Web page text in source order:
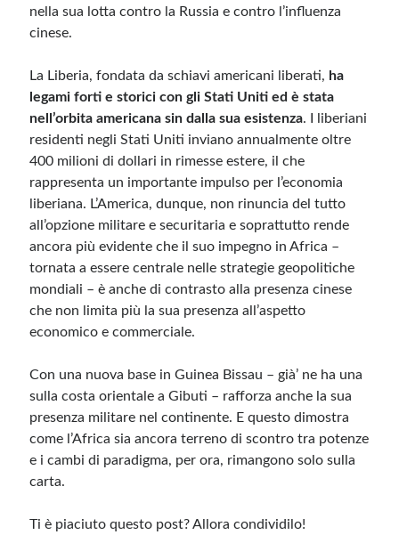
nella sua lotta contro la Russia e contro l’influenza
cinese.
La Liberia, fondata da schiavi americani liberati, ha
legami forti e storici con gli Stati Uniti ed è stata
nell’orbita americana sin dalla sua esistenza. I liberiani
residenti negli Stati Uniti inviano annualmente oltre
400 milioni di dollari in rimesse estere, il che
rappresenta un importante impulso per l’economia
liberiana. L’America, dunque, non rinuncia del tutto
all’opzione militare e securitaria e soprattutto rende
ancora più evidente che il suo impegno in Africa –
tornata a essere centrale nelle strategie geopolitiche
mondiali – è anche di contrasto alla presenza cinese
che non limita più la sua presenza all’aspetto
economico e commerciale.
Con una nuova base in Guinea Bissau – già’ ne ha una
sulla costa orientale a Gibuti – rafforza anche la sua
presenza militare nel continente. E questo dimostra
come l’Africa sia ancora terreno di scontro tra potenze
e i cambi di paradigma, per ora, rimangono solo sulla
carta.
Ti è piaciuto questo post? Allora condividilo!